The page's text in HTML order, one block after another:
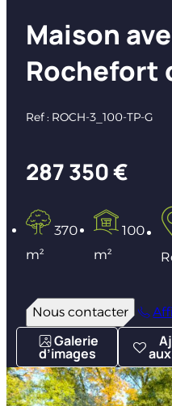
Maison
Rochefort
Ref : ROCH-3_100-TP-G
287 350 €
370
m²
100
m²
Nous contacter
Galerie
d’images